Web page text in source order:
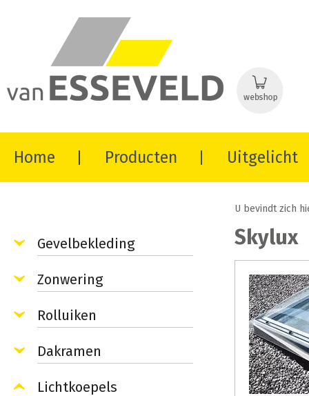
Home Producten Uitgelicht
Gevelbekleding
Zonwering
Rolluiken
Dakramen
Lichtkoepels
U bevindt zich
Skylux